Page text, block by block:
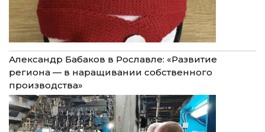
Александр Бабаков в Рославле: «Развитие
региона — в наращивании собственного
производства»